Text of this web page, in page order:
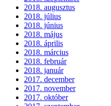
2018. augusztus
2018. július
2018. június
2018. május
2018. április
2018. március
2018. február
2018. január
2017. december
2017. november
2017. október